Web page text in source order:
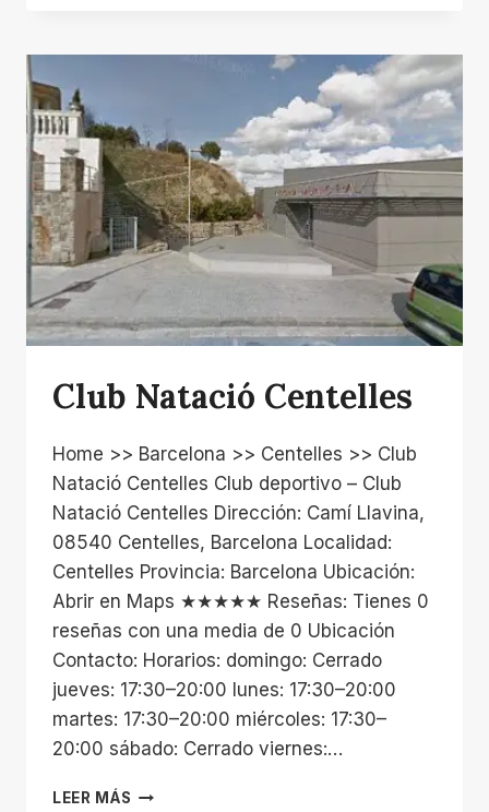
CRECIMIENTO
Club Natació Centelles
Home >> Barcelona >> Centelles >> Club
Natació Centelles Club deportivo – Club
Natació Centelles Dirección: Camí Llavina,
08540 Centelles, Barcelona Localidad:
Centelles Provincia: Barcelona Ubicación:
Abrir en Maps ★★★★★ Reseñas: Tienes 0
reseñas con una media de 0 Ubicación
Contacto: Horarios: domingo: Cerrado
jueves: 17:30–20:00 lunes: 17:30–20:00
martes: 17:30–20:00 miércoles: 17:30–
20:00 sábado: Cerrado viernes:…
LEER MÁS CLUB